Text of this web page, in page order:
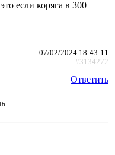
если коряга в 300
07/02/2024 18:43:11
#3134272
Ответить